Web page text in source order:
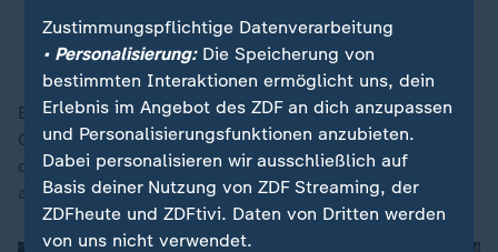
USA genehmigen Waffenverkauf an Ukraine
Eine weitere Überlegung ist, dass Europa einen
Großteil der Waffen in den USA einkauft, um diese an
die Ukraine zu liefern. Das Ziel ist, so die USA weiter
an Bord zu halten.
Zustimmungspflichtige Datenverarbeitung
• Personalisierung:Die Speicherung von
bestimmten Interaktionen ermöglicht uns, dein
Erlebnis im Angebot des ZDF an dich anzupassen
und Personalisierungsfunktionen anzubieten.
Dabei personalisieren wir ausschließlich auf
Basis deiner Nutzung von ZDF Streaming, der
ZDFheute und ZDFtivi. Daten von Dritten werden
von uns nicht verwendet.